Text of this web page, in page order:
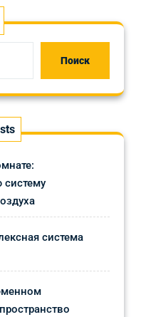
Поиск
система